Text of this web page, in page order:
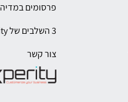
פרסומים במדיה
3 השלבים של Experity
צור קשר